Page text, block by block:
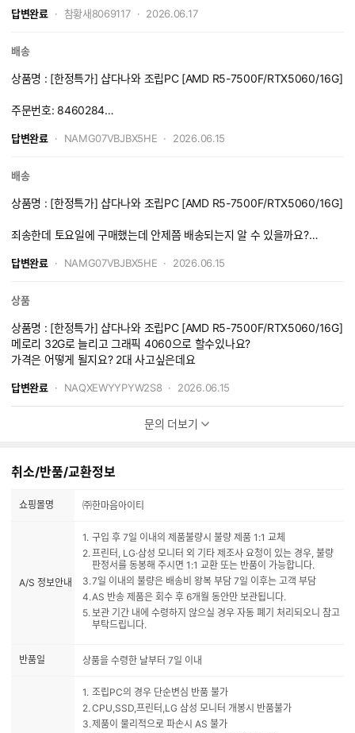
답변완료 참황새8069117 2026.06.17
배송
상품명 : [한정특가] 샵다나와 조립PC [AMD R5-7500F/RTX5060/16G]
주문번호: 8460284
언제쯤 배송 시작하는지 알 수 있을까요?
답변완료 NAMG07VBJBX5HE 2026.06.15
배송
상품명 : [한정특가] 샵다나와 조립PC [AMD R5-7500F/RTX5060/16G]
죄송한데 토요일에 구매했는데 안제쯤 배송되는지 알 수 있을까요?
답변완료 NAMG07VBJBX5HE 2026.06.15
상품
상품명 : [한정특가] 샵다나와 조립PC [AMD R5-7500F/RTX5060/16G]
메로리 32G로 늘리고 그래픽 4060으로 할수있나요?
가격은 어떻게 될지요? 2대 사고싶은데요
답변완료 NAQXEWYYPYW2S8 2026.06.15
문의 더보기
취소/반품/교환정보
쇼핑몰명 ㈜한마음아이티
A/S 정보안내
구입 후 7일 이내의 제품불량시 불량 제품 1:1 교체
프린터, LG·삼성 모니터 외 기타 제조사 요청이 있는 경우, 불량
판정서를 동봉해 주시면 1:1 교환 또는 반품이 가능합니다.
7일 이내의 불량은 배송비 왕복 부담 7일 이후는 고객 부담
AS 반송 제품은 회수 후 6개월 동안만 보관됩니다.
보관 기간 내에 수령하지 않으실 경우 자동 폐기 처리되오니 참고
부탁드립니다.
반품일 상품을 수령한 날부터 7일 이내
조립PC의 경우 단순변심 반품 불가
CPU,SSD,프린터,LG 삼성 모니터 개봉시 반품불가
제품이 물리적으로 파손시 AS 불가